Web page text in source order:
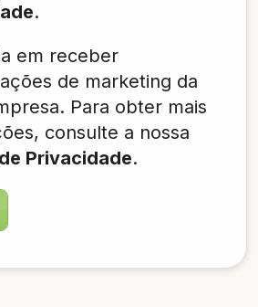
.
em receber
de marketing da
Para obter mais
consulte a nossa
Privacidade.